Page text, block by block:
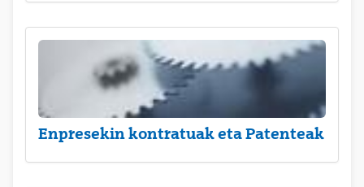
Enpresekin kontratuak eta Patenteak